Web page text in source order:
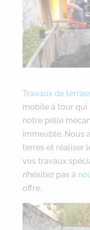
Travaux de
mobile à tour qui
notre pelle
immeuble. Nous
terres et réaliser
vos travaux
n’hésitez pas à
offre.